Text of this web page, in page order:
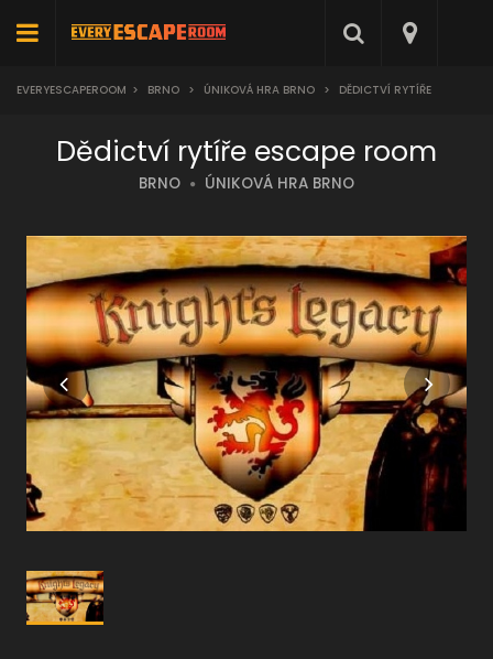
EVERYESCAPEROOM > BRNO > ÚNIKOVÁ HRA BRNO > DĚDICTVÍ RYTÍŘE
Dědictví rytíře escape room
BRNO ÚNIKOVÁ HRA BRNO